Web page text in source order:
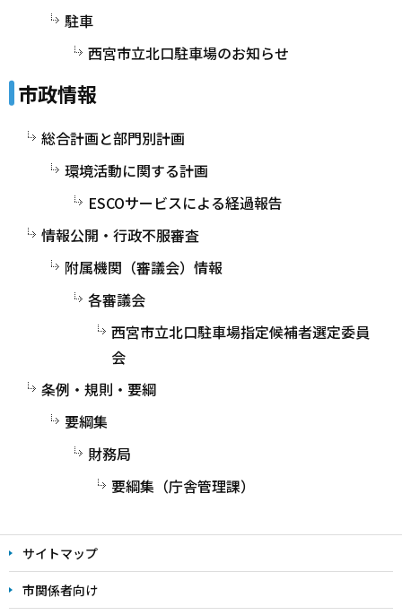
駐車
西宮市立北口駐車場のお知らせ
市政情報
総合計画と部門別計画
環境活動に関する計画
ESCOサービスによる経過報告
情報公開・行政不服審査
附属機関（審議会）情報
各審議会
西宮市立北口駐車場指定候補者選定委員
会
条例・規則・要綱
要綱集
財務局
要綱集（庁舎管理課）
サイトマップ
市関係者向け